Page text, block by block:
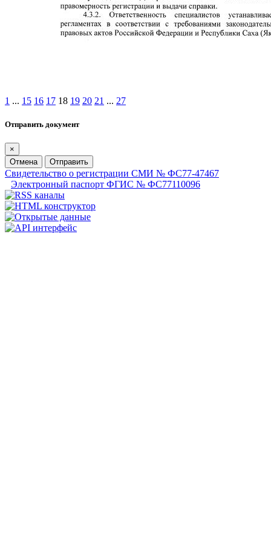
1 ... 15 16 17 18 19 20 21 ... 27
Отправить документ
×
Отмена
Отправить
Свидетельство о регистрации СМИ № ФС77-47467
Электронный паспорт ФГИС № ФС77110096